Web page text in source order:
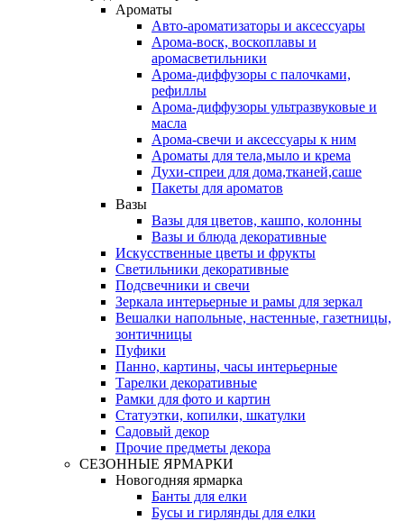
Ароматы
Авто-ароматизаторы и аксессуары
Арома-воск, воскоплавы и
аромасветильники
Арома-диффузоры с палочками,
рефиллы
Арома-диффузоры ультразвуковые и
масла
Арома-свечи и аксессуары к ним
Ароматы для тела,мыло и крема
Духи-спреи для дома,тканей,саше
Пакеты для ароматов
Вазы
Вазы для цветов, кашпо, колонны
Вазы и блюда декоративные
Искусственные цветы и фрукты
Светильники декоративные
Подсвечники и свечи
Зеркала интерьерные и рамы для зеркал
Вешалки напольные, настенные, газетницы,
зонтичницы
Пуфики
Панно, картины, часы интерьерные
Тарелки декоративные
Рамки для фото и картин
Статуэтки, копилки, шкатулки
Садовый декор
Прочие предметы декора
СЕЗОННЫЕ ЯРМАРКИ
Новогодняя ярмарка
Банты для елки
Бусы и гирлянды для елки